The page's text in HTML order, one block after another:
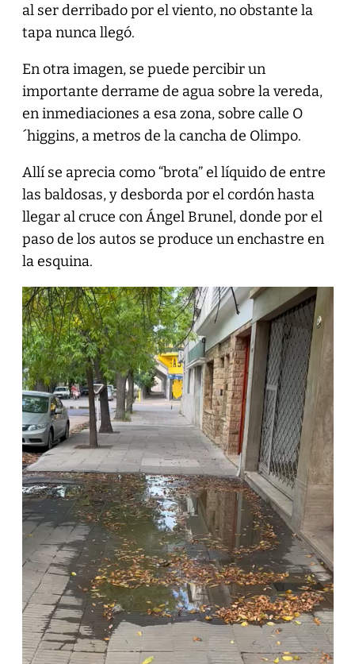
al ser derribado por el viento, no obstante la
tapa nunca llegó.
En otra imagen, se puede percibir un
importante derrame de agua sobre la vereda,
en inmediaciones a esa zona, sobre calle O
´higgins, a metros de la cancha de Olimpo.
Allí se aprecia como “brota” el líquido de entre
las baldosas, y desborda por el cordón hasta
llegar al cruce con Ángel Brunel, donde por el
paso de los autos se produce un enchastre en
la esquina.